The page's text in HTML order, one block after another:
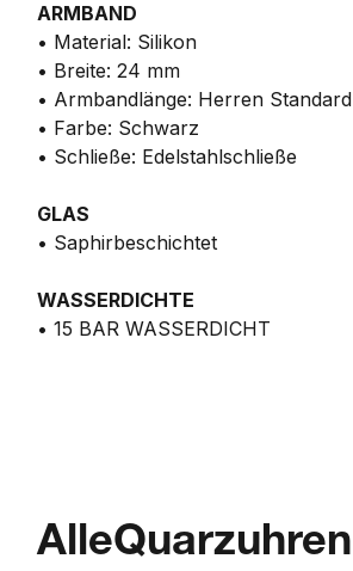
ARMBAND
• Material: Silikon
• Breite: 24 mm
• Armbandlänge: Herren Standard
• Farbe: Schwarz
• Schließe: Edelstahlschließe
GLAS
• Saphirbeschichtet
WASSERDICHTE
• 15 BAR WASSERDICHT
AlleQuarzuhren